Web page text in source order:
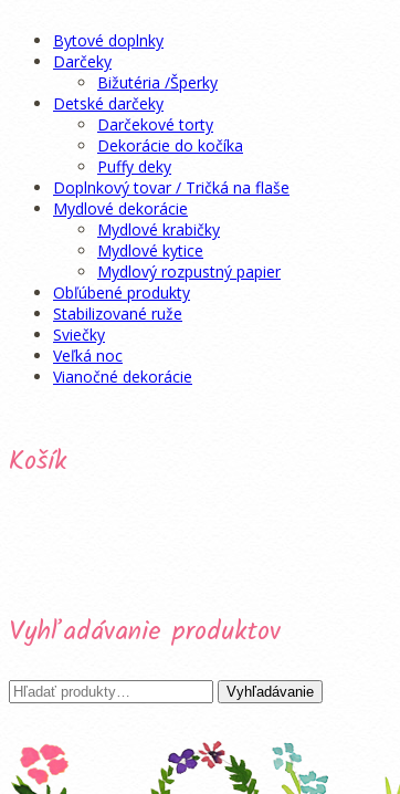
Bytové doplnky
Darčeky
Bižutéria /Šperky
Detské darčeky
Darčekové torty
Dekorácie do kočíka
Puffy deky
Doplnkový tovar / Tričká na flaše
Mydlové dekorácie
Mydlové krabičky
Mydlové kytice
Mydlový rozpustný papier
Obľúbené produkty
Stabilizované ruže
Sviečky
Veľká noc
Vianočné dekorácie
Košík
Vyhľadávanie produktov
Hľadať: Vyhľadávanie